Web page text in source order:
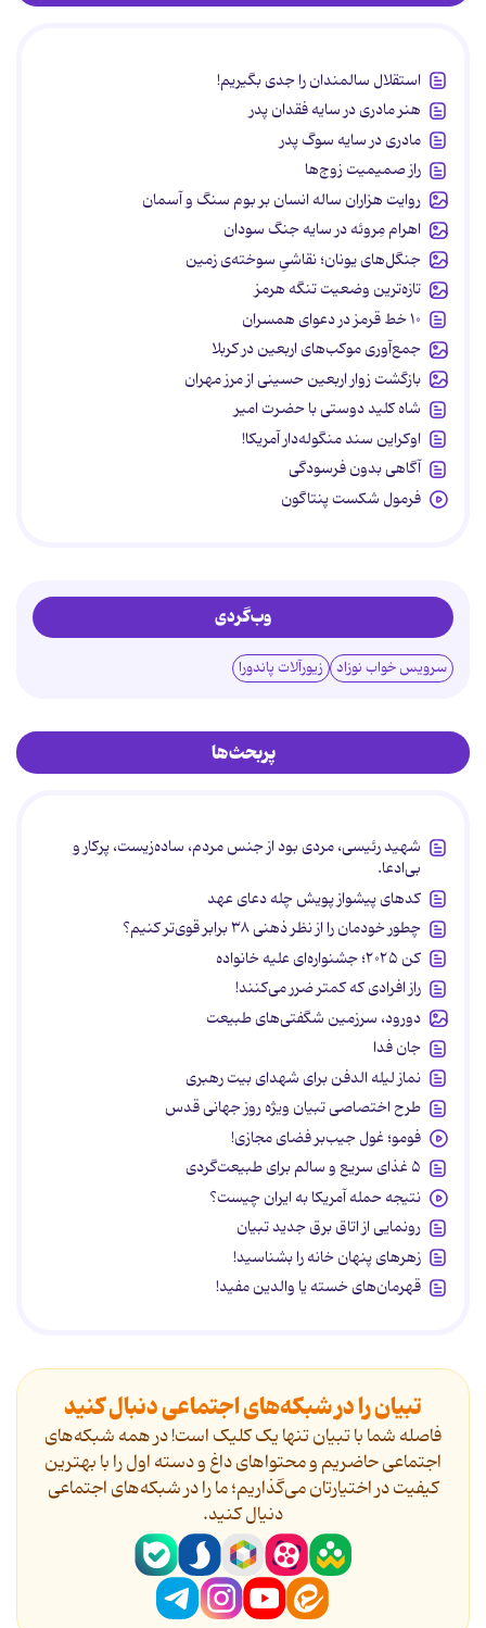
استقلال سالمندان را جدی بگیریم!
هنر مادری در سایه‌ فقدان پدر
مادری در سایه سوگ پدر
راز صمیمیت زوج‌ها
روایت هزاران ساله انسان بر بوم سنگ و آسمان
اهرام مِروئه در سایه جنگ سودان
جنگل‌های یونان؛ نقاشیِ سوخته‌ی زمین
تازه‌ترین وضعیت تنگه هرمز
۱۰ خط قرمز در دعوای همسران
جمع‌آوری موکب‌های اربعین در کربلا
بازگشت زوار اربعین حسینی از مرز مهران
شاه کلید دوستی با حضرت امیر
اوکراین سند منگوله‌دار آمریکا!
آگاهی بدون فرسودگی
فرمول شکست پنتاگون
وب‌گردی
سرویس خواب نوزاد زیورآلات پاندورا
پربحث‌ها
شهید رئیسی، مردی بود از جنس مردم، ساده‌زیست، پرکار و
بی‌ادعا.
کدهای پیشواز پویش چله دعای عهد
چطور خودمان را از نظر ذهنی ۳۸ برابر قوی‌تر کنیم؟
کن ۲۰۲۵؛ جشنواره‌ای علیه خانواده
راز افرادی که کمتر ضرر می‌کنند!
دورود، سرزمین شگفتی‌های طبیعت
جان فدا
نماز لیله الدفن برای شهدای بیت رهبری
طرح اختصاصی تبیان ویژه روز جهانی قدس
فومو؛ غول جیب‌بر فضای مجازی!
۵ غذای سریع و سالم برای طبیعت‌گردی
نتیجه حمله آمریکا به ایران چیست؟
رونمایی از اتاق برق جدید تبیان
زهرهای پنهان خانه را بشناسید!
قهرمان‌های خسته یا والدین مفید!
تبیان را در شبکه‌های اجتماعی دنبال کنید
فاصله شما با تبیان تنها یک کلیک است! در همه شبکه‌های
اجتماعی حاضریم و محتواهای داغ و دسته اول را با بهترین
کیفیت در اختیارتان می‌گذاریم؛ ما را در شبکه‌های اجتماعی
دنیال کنید.